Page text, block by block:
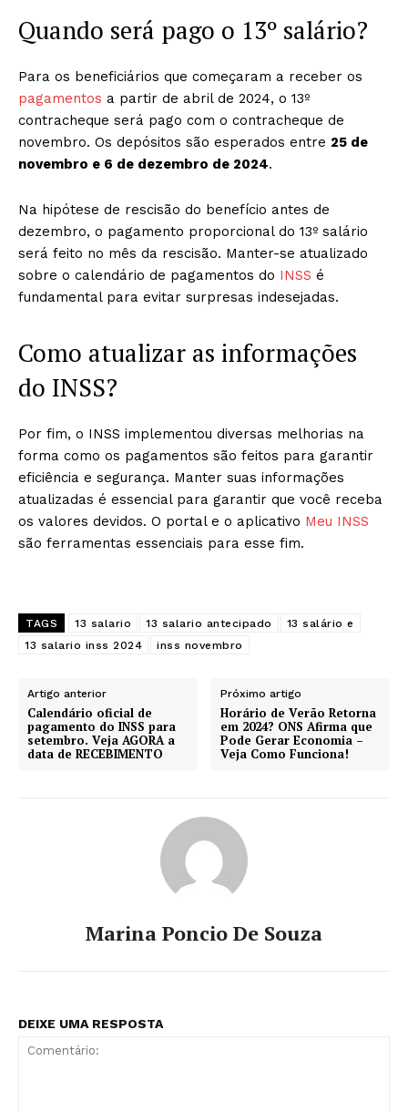
Quando será pago o 13º salário?
Para os beneficiários que começaram a receber os
pagamentos a partir de abril de 2024, o 13º
contracheque será pago com o contracheque de
novembro. Os depósitos são esperados entre 25 de
novembro e 6 de dezembro de 2024.
Na hipótese de rescisão do benefício antes de
dezembro, o pagamento proporcional do 13º salário
será feito no mês da rescisão. Manter-se atualizado
sobre o calendário de pagamentos do INSS é
fundamental para evitar surpresas indesejadas.
Como atualizar as informações
do INSS?
Por fim, o INSS implementou diversas melhorias na
forma como os pagamentos são feitos para garantir
eficiência e segurança. Manter suas informações
atualizadas é essencial para garantir que você receba
os valores devidos. O portal e o aplicativo Meu INSS
são ferramentas essenciais para esse fim.
TAGS 13 salario 13 salario antecipado
13 salário e
13 salario inss 2024
inss novembro
Artigo anterior
Calendário oficial de
pagamento do INSS para
setembro. Veja AGORA a
data de RECEBIMENTO
Próximo artigo
Horário de Verão Retorna
em 2024? ONS Afirma que
Pode Gerar Economia –
Veja Como Funciona!
Marina Poncio De Souza
DEIXE UMA RESPOSTA